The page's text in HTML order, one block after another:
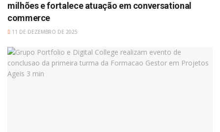
milhões e fortalece atuação em conversational
commerce
11 DE DEZEMBRO DE 2025